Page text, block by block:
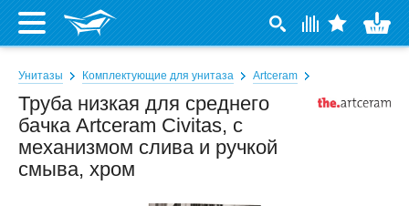
Унитазы Комплектующие для унитаза Artceram
Труба низкая для среднего
бачка Artceram Civitas, с
механизмом слива и ручкой
смыва, хром